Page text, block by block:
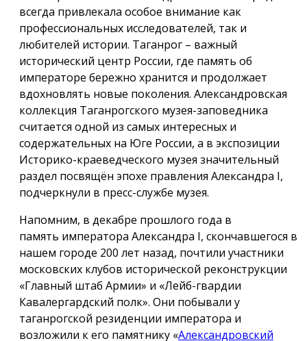
всегда привлекала особое внимание как
профессиональных исследователей, так и
любителей истории. Таганрог – важный
исторический центр России, где память об
императоре бережно хранится и продолжает
вдохновлять новые поколения. Александровская
коллекция Таганрогского музея-заповедника
считается одной из самых интересных и
содержательных на Юге России, а в экспозиции
Историко-краеведческого музея значительный
раздел посвящён эпохе правления Александра I,
подчеркнули в пресс-службе музея.
Напомним, в декабре прошлого года в
память императора Александра I, скончавшегося в
нашем городе 200 лет назад, почтили участники
московских клубов исторической реконструкции
«Главный штаб Армии» и «Лейб-гвардии
Кавалергардский полк». Они побывали у
таганрогской резиденции императора и
возложили к его памятнику «Александровский